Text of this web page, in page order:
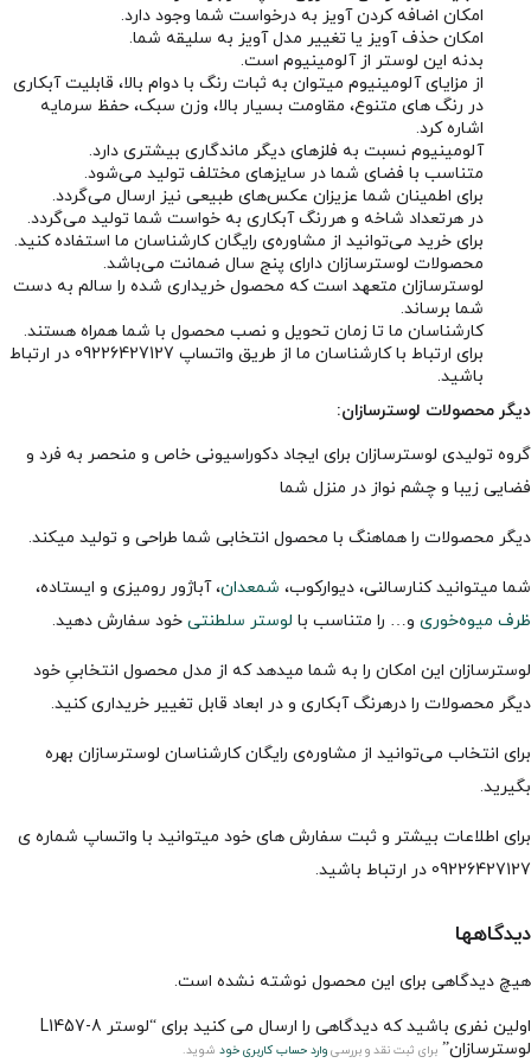
امکان اضافه کردن آویز به درخواست شما وجود دارد.
امکان حذف آویز یا تغییر مدل آویز به سلیقه شما.
بدنه این لوستر از آلومینیوم است.
از مزایای آلومینیوم میتوان به ثبات رنگ با دوام بالا، قابلیت آبکاری
در رنگ های متنوع، مقاومت بسیار بالا، وزن سبک، حفظ سرمایه
اشاره کرد.
آلومینیوم نسبت به فلزهای دیگر ماندگاری بیشتری دارد.
متناسب با فضای شما در سایزهای مختلف تولید می‌شود.
برای اطمینان شما عزیزان عکس‌های طبیعی نیز ارسال می‌گردد.
در هرتعداد شاخه و هررنگ آبکاری به خواست شما تولید می‌گردد.
برای خرید می‌توانید از مشاوره‌ی رایگان کارشناسان ما استفاده کنید.
محصولات لوسترسازان دارای پنج سال ضمانت می‌باشد.
لوسترسازان متعهد است که محصول خریداری شده را سالم به دست
شما برساند.
کارشناسان ما تا زمان تحویل و نصب محصول با شما همراه هستند.
برای ارتباط با کارشناسان ما از طریق واتساپ 09226427127 در ارتباط
باشید.
دیگر محصولات لوسترسازان:
گروه تولیدی لوسترسازان برای ایجاد دکوراسیونی خاص و منحصر به فرد و
فضایی زیبا و چشم نواز در منزل شما
دیگر محصولات را هماهنگ با محصول انتخابی شما طراحی و تولید میکند.
شما میتوانید کنارسالنی، دیوارکوب، شمعدان، آباژور رومیزی و ایستاده،
ظرف میوه‌خوری و… را متناسب با لوستر سلطنتی خود سفارش دهید.
لوسترسازان این امکان را به شما میدهد که از مدل محصول انتخابیِ خود
دیگر محصولات را درهرنگ آبکاری و در ابعاد قابل تغییر خریداری کنید.
برای انتخاب می‌توانید از مشاوره‌ی رایگان کارشناسان لوسترسازان بهره
بگیرید.
برای اطلاعات بیشتر و ثبت سفارش های خود میتوانید با واتساپ شماره ی
09226427127 در ارتباط باشید.
دیدگاهها
هیچ دیدگاهی برای این محصول نوشته نشده است.
اولین نفری باشید که دیدگاهی را ارسال می کنید برای “لوستر L1457-8
لوسترسازان” برای ثبت نقد و بررسی وارد حساب کاربری خود شوید.